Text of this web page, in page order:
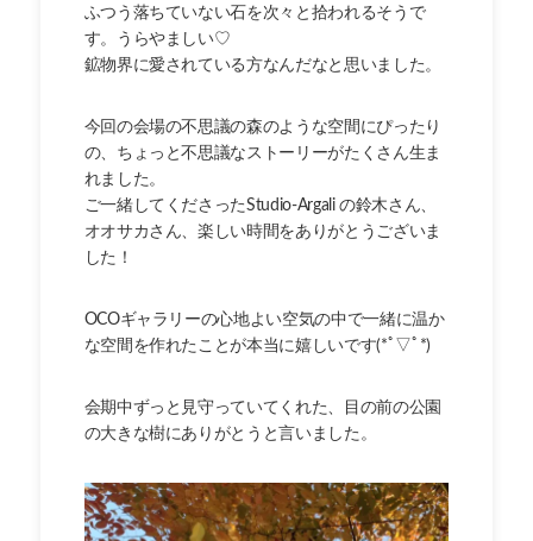
ふつう落ちていない石を次々と拾われるそうで
す。うらやましい♡
鉱物界に愛されている方なんだなと思いました。
今回の会場の不思議の森のような空間にぴったり
の、ちょっと不思議なストーリーがたくさん生ま
れました。
ご一緒してくださったStudio-Argali の鈴木さん、
オオサカさん、楽しい時間をありがとうございま
した！
OCOギャラリーの心地よい空気の中で一緒に温か
な空間を作れたことが本当に嬉しいです(*ﾟ▽ﾟ*)
会期中ずっと見守っていてくれた、目の前の公園
の大きな樹にありがとうと言いました。